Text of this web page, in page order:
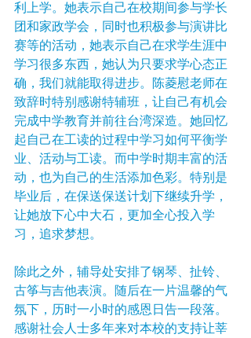
利上学。她表示自己在校期间参与学长
团和家政学会，同时也积极参与演讲比
赛等的活动，她表示自己在求学生涯中
学习很多东西，她认为只要求学心态正
确，我们就能取得进步。陈菱慰老师在
致辞时特别感谢特辅班，让自己有机会
完成中学教育并前往台湾深造。她回忆
起自己在工读的过程中学习如何平衡学
业、活动与工读。而中学时期丰富的活
动，也为自己的生活添加色彩。特别是
毕业后，在保送保送计划下继续升学，
让她放下心中大石，更加全心投入学
习，追求梦想。
除此之外，辅导处安排了钢琴、扯铃、
古筝与吉他表演。随后在一片温馨的气
氛下，历时一小时的感恩日告一段落。
感谢社会人士多年来对本校的支持让莘